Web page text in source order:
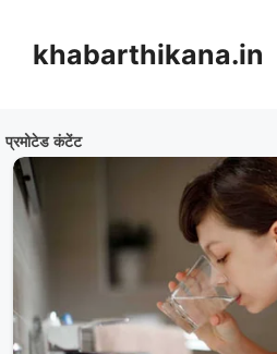
contentkhabarthikana.in